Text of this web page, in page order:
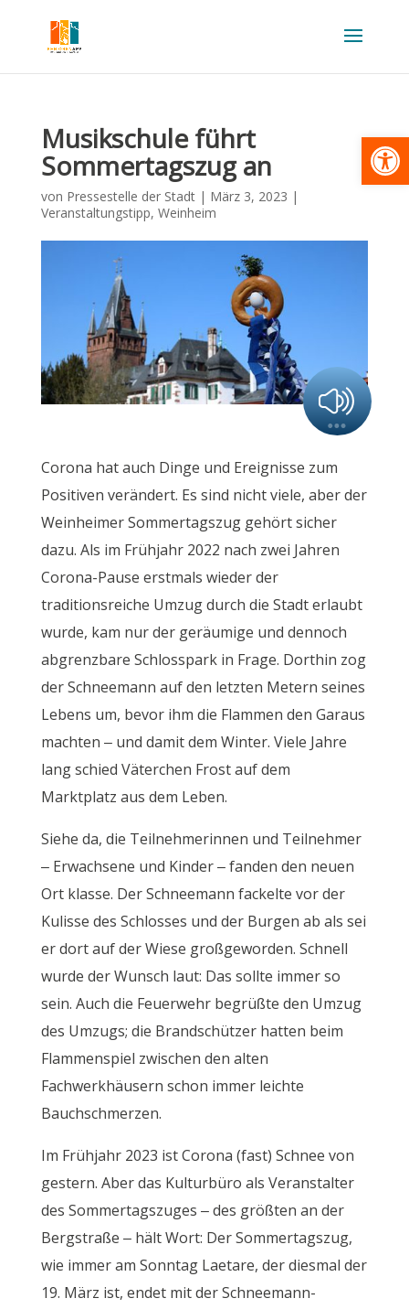
Musikschule führt
Sommertagszug an
von Pressestelle der Stadt| März 3, 2023 |
Veranstaltungstipp, Weinheim
Corona hat auch Dinge und Ereignisse zum
Positiven verändert. Es sind nicht viele, aber der
Weinheimer Sommertagszug gehört sicher
dazu. Als im Frühjahr 2022 nach zwei Jahren
Corona-Pause erstmals wieder der
traditionsreiche Umzug durch die Stadt erlaubt
wurde, kam nur der geräumige und dennoch
abgrenzbare Schlosspark in Frage. Dorthin zog
der Schneemann auf den letzten Metern seines
Lebens um, bevor ihm die Flammen den Garaus
machten – und damit dem Winter. Viele Jahre
lang schied Väterchen Frost auf dem
Marktplatz aus dem Leben.
Siehe da, die Teilnehmerinnen und Teilnehmer
– Erwachsene und Kinder – fanden den neuen
Ort klasse. Der Schneemann fackelte vor der
Kulisse des Schlosses und der Burgen ab als sei
er dort auf der Wiese großgeworden. Schnell
wurde der Wunsch laut: Das sollte immer so
sein. Auch die Feuerwehr begrüßte den Umzug
des Umzugs; die Brandschützer hatten beim
Flammenspiel zwischen den alten
Fachwerkhäusern schon immer leichte
Bauchschmerzen.
Im Frühjahr 2023 ist Corona (fast) Schnee von
gestern. Aber das Kulturbüro als Veranstalter
des Sommertagszuges – des größten an der
Bergstraße – hält Wort: Der Sommertagszug,
wie immer am Sonntag Laetare, der diesmal der
19. März ist, endet mit der Schneemann-